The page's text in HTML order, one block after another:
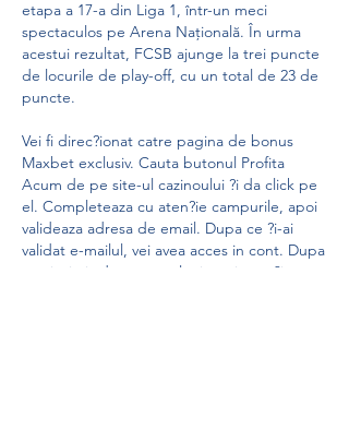
etapa a 17-a din Liga 1, într-un meci
spectaculos pe Arena Națională. În urma
acestui rezultat, FCSB ajunge la trei puncte
de locurile de play-off, cu un total de 23 de
puncte.
Vei fi direc?ionat catre pagina de bonus
Maxbet exclusiv. Cauta butonul Profita
Acum de pe site-ul cazinoului ?i da click pe
el. Completeaza cu aten?ie campurile, apoi
valideaza adresa de email. Dupa ce ?i-ai
validat e-mailul, vei avea acces in cont. Dupa
ce ai trimis documentele, intra in sec?iunea